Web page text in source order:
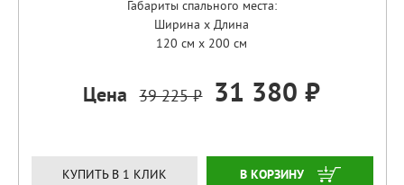
Габариты спального места:
Ширина x Длина
120 см x 200 см
Цена 39 225 ₽ 31 380 ₽
КУПИТЬ В 1 КЛИК ЗАКАЗАТЬ